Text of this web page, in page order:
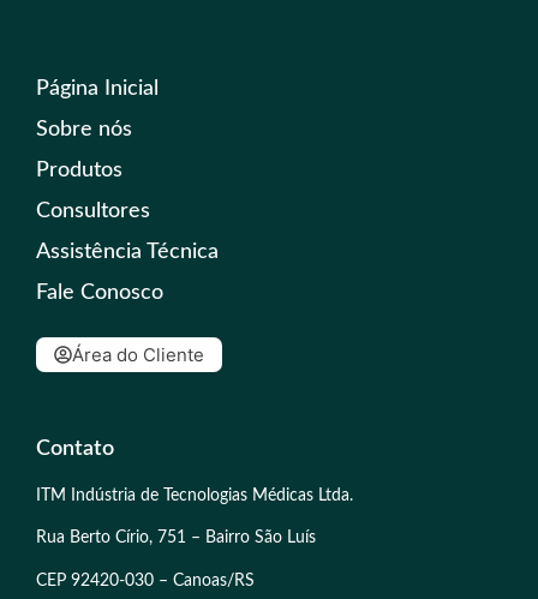
Página Inicial
Sobre nós
Produtos
Consultores
Assistência Técnica
Fale Conosco
Área do Cliente
Contato
ITM Indústria de Tecnologias Médicas Ltda.
Rua Berto Círio, 751 – Bairro São Luís
CEP 92420-030 – Canoas/RS